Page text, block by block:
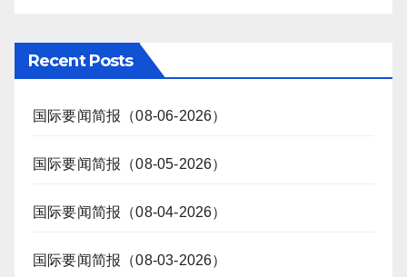
Recent Posts
国际要闻简报（08-06-2026）
国际要闻简报（08-05-2026）
国际要闻简报（08-04-2026）
国际要闻简报（08-03-2026）